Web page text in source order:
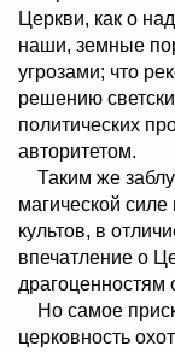
Церкви, как о
наши, земные
угрозами; что
решению
политических
авторитетом.
Таким же
магической
культов, в
впечатление о
драгоценностям
Но самое
церковность